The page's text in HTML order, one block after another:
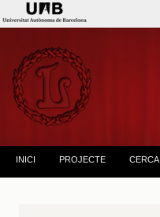
INICI PROJECTE CERCA